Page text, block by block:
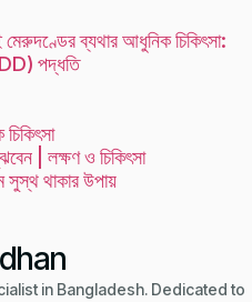
মেরুদণ্ডের ব্যথার আধুনিক চিকিৎসা:
পদ্ধতি
| লক্ষণ ও চিকিৎসা
সুস্থ থাকার উপায়
in Bangladesh. Dedicated to